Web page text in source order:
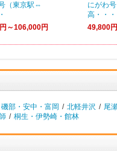
（東京駅⇔
～106,000円
にがわ
高・・・
49,800
磯部・安中・富岡 / 北軽井沢 / 尾
/ 桐生・伊勢崎・館林